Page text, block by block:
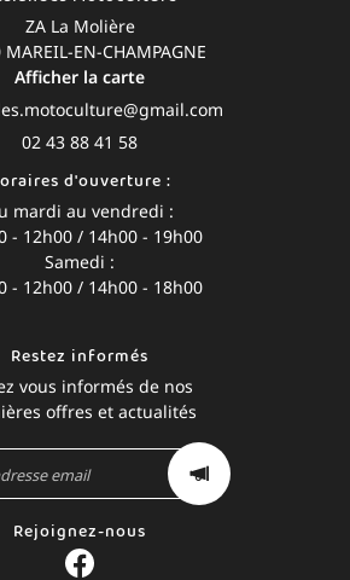
ZA La Molière
EN-CHAMPAGNE
Afficher la carte
02 43 88 41 58
d'ouverture :
mardi au vendredi :
- 12h00 / 14h00 - 19h00
Samedi :
- 12h00 / 14h00 - 18h00
Restez informés
vous informés de nos
offres et actualités
Rejoignez-nous